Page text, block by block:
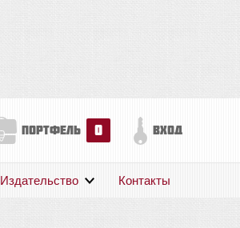
портфель 0 вход
Издательство Контакты